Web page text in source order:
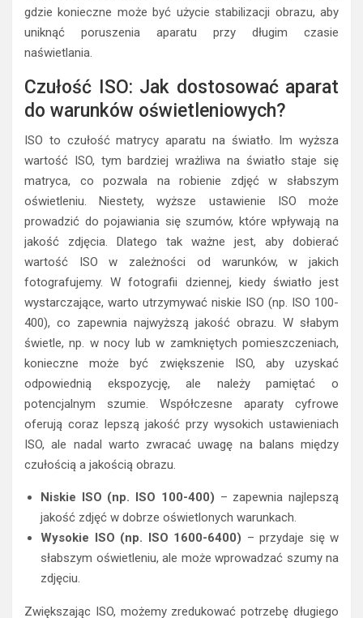
gdzie konieczne może być użycie stabilizacji obrazu, aby
uniknąć poruszenia aparatu przy długim czasie
naświetlania.
Czułość ISO: Jak dostosować aparat
do warunków oświetleniowych?
ISO to czułość matrycy aparatu na światło. Im wyższa
wartość ISO, tym bardziej wrażliwa na światło staje się
matryca, co pozwala na robienie zdjęć w słabszym
oświetleniu. Niestety, wyższe ustawienie ISO może
prowadzić do pojawiania się szumów, które wpływają na
jakość zdjęcia. Dlatego tak ważne jest, aby dobierać
wartość ISO w zależności od warunków, w jakich
fotografujemy. W fotografii dziennej, kiedy światło jest
wystarczające, warto utrzymywać niskie ISO (np. ISO 100-
400), co zapewnia najwyższą jakość obrazu. W słabym
świetle, np. w nocy lub w zamkniętych pomieszczeniach,
konieczne może być zwiększenie ISO, aby uzyskać
odpowiednią ekspozycję, ale należy pamiętać o
potencjalnym szumie. Współczesne aparaty cyfrowe
oferują coraz lepszą jakość przy wysokich ustawieniach
ISO, ale nadal warto zwracać uwagę na balans między
czułością a jakością obrazu.
Niskie ISO (np. ISO 100-400) – zapewnia najlepszą
jakość zdjęć w dobrze oświetlonych warunkach.
Wysokie ISO (np. ISO 1600-6400) – przydaje się w
słabszym oświetleniu, ale może wprowadzać szumy na
zdjęciu.
Zwiększając ISO, możemy zredukować potrzebę długiego